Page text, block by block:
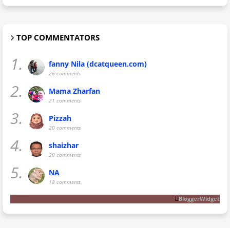
TOP COMMENTATORS
1. fanny Nila (dcatqueen.com)
26 comments
2. Mama Zharfan
21 comments
3. Pizzah
20 comments
4. shaizhar
20 comments
5. NA
18 comments
BloggerWidget